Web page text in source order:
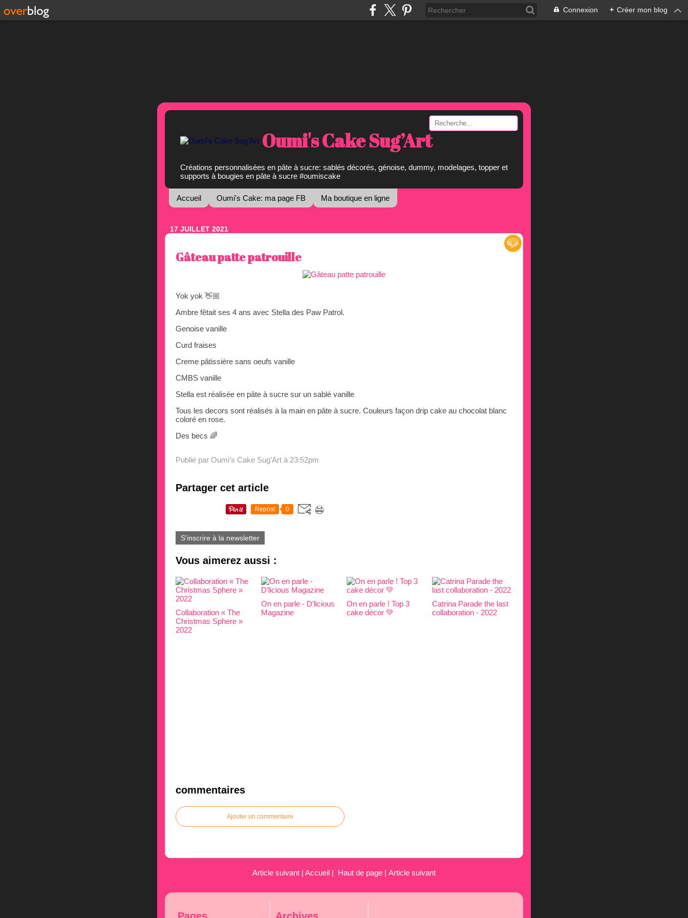
Connexion + Créer mon blog
Oumi's Cake Sug’Art
Créations personnalisées en pâte à sucre: sablés décorés, génoise, dummy, modelages, topper et
supports à bougies en pâte à sucre #oumiscake
Accueil Oumi's Cake: ma page FB Ma boutique en ligne
17 JUILLET 2021
Gâteau patte patrouille
Yok yok 👋🏼
Ambre fêtait ses 4 ans avec Stella des Paw Patrol.
Genoise vanille
Curd fraises
Creme pâtissière sans oeufs vanille
CMBS vanille
Stella est réalisée en pâte à sucre sur un sablé vanille
Tous les decors sont réalisés à la main en pâte à sucre. Couleurs façon drip cake au chocolat blanc
coloré en rose.
Des becs 🌈
Publié par Oumi's Cake Sug’Art à 23:52pm
Partager cet article
Repost 0
S'inscrire à la newsletter
Vous aimerez aussi :
Collaboration « The
Christmas Sphere »
2022
On en parle - D’licious
Magazine
On en parle ! Top 3
cake décor 💚
Catrina Parade the last
collaboration - 2022
commentaires
Ajouter un commentaire
Article suivant | Accueil | Haut de page | Article suivant